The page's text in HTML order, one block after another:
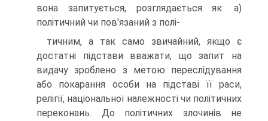
вона запитується, розглядається як: а)
політичний чи пов'язаний з полі-
тичним, а так само звичайний, якщо є
достатні підстави вважати, що запит на
видачу зроблено з метою переслідування
або покарання особи на підставі її раси,
релігії, національної належності чи політичних
переконань. До політичних злочинів не